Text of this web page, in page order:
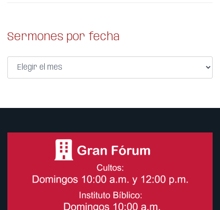
Sermones por fecha